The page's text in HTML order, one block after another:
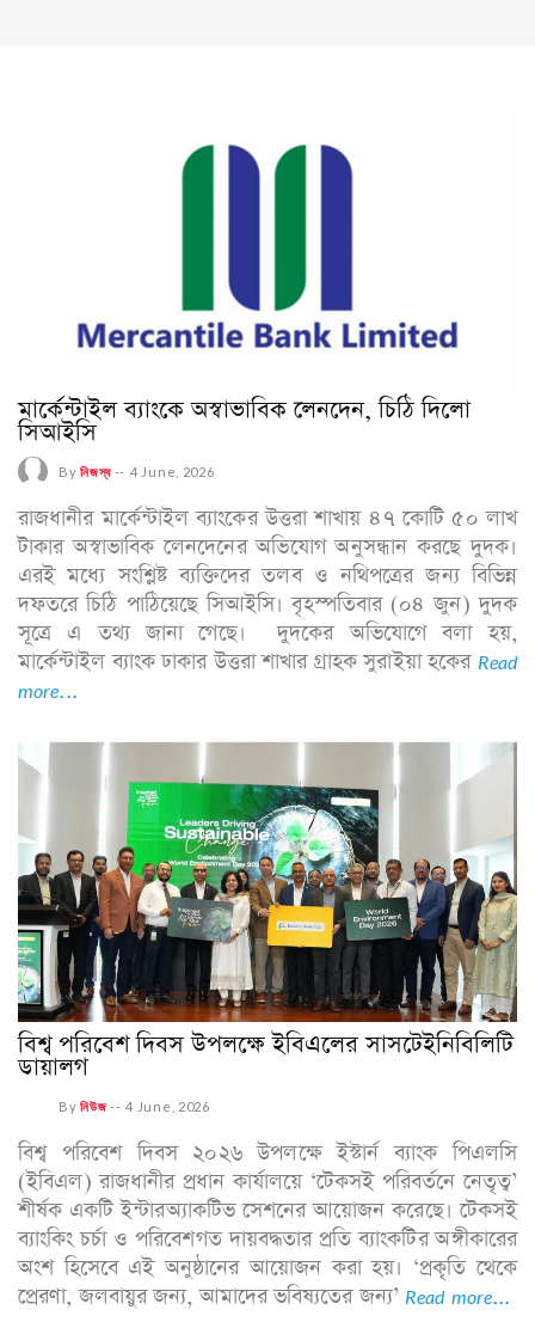
মার্কেন্টাইল ব্যাংকে অস্বাভাবিক লেনদেন, চিঠি দিলো
সিআইসি
Byনিজস্ব-- 4 June, 2026
রাজধানীর মার্কেন্টাইল ব্যাংকের উত্তরা শাখায় ৪৭ কোটি ৫০ লাখ
টাকার অস্বাভাবিক লেনদেনের অভিযোগ অনুসন্ধান করছে দুদক।
এরই মধ্যে সংশ্লিষ্ট ব্যক্তিদের তলব ও নথিপত্রের জন্য বিভিন্ন
দফতরে চিঠি পাঠিয়েছে সিআইসি। বৃহস্পতিবার (০৪ জুন) দুদক
সূত্রে এ তথ্য জানা গেছে। দুদকের অভিযোগে বলা হয়,
মার্কেন্টাইল ব্যাংক ঢাকার উত্তরা শাখার গ্রাহক সুরাইয়া হকের Read
more...
বিশ্ব পরিবেশ দিবস উপলক্ষে ইবিএলের সাসটেইনিবিলিটি
ডায়ালগ
Byনিউজ -- 4 June, 2026
বিশ্ব পরিবেশ দিবস ২০২৬ উপলক্ষে ইস্টার্ন ব্যাংক পিএলসি
(ইবিএল) রাজধানীর প্রধান কার্যালয়ে ‘টেকসই পরিবর্তনে নেতৃত্ব’
শীর্ষক একটি ইন্টারঅ্যাকটিভ সেশনের আয়োজন করেছে। টেকসই
ব্যাংকিং চর্চা ও পরিবেশগত দায়বদ্ধতার প্রতি ব্যাংকটির অঙ্গীকারের
অংশ হিসেবে এই অনুষ্ঠানের আয়োজন করা হয়। ‘প্রকৃতি থেকে
প্রেরণা, জলবায়ুর জন্য, আমাদের ভবিষ্যতের জন্য’ Read more...